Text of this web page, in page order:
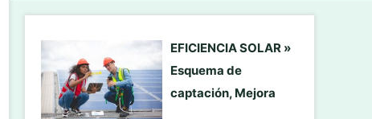
EFICIENCIA SOLAR »
Esquema de
captación, Mejora